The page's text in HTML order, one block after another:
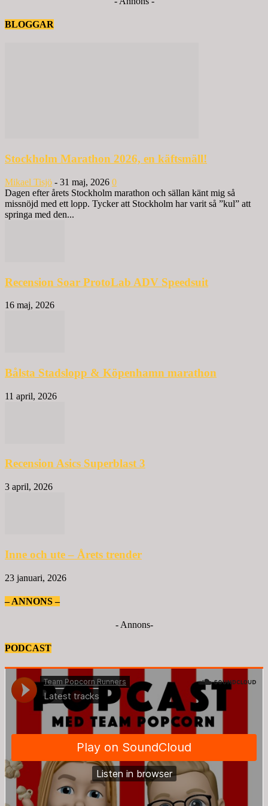
BLOGGAR
Stockholm Marathon 2026, en käftsmäll!
Mikael Tisjö - 31 maj, 2026 0
Dagen efter årets Stockholm marathon och sällan känt mig så
missnöjd med ett lopp. Tycker att Stockholm har varit så ”kul” att
springa med den...
Recension Soar ProtoLab ADV Speedsuit
16 maj, 2026
Bålsta Stadslopp & Köpenhamn marathon
11 april, 2026
Recension Asics Superblast 3
3 april, 2026
Inne och ute – Årets trender
23 januari, 2026
– ANNONS –
- Annons-
PODCAST